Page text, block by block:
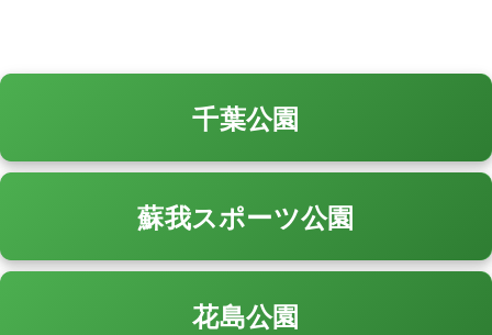
千葉公園
蘇我スポーツ公園
花島公園